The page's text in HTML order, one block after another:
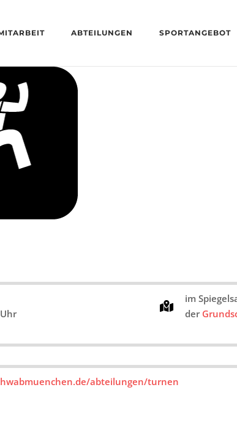
ABTEILUNGEN SPORTANGEBOT
im
der
abteilungen/turnen